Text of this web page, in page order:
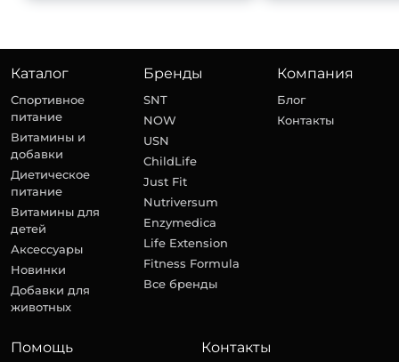
Каталог
Спортивное
питание
Витамины и
добавки
Диетическое
питание
Витамины для
детей
Аксессуары
Новинки
Добавки для
животных
Бренды
SNT
NOW
USN
ChildLife
Just Fit
Nutriversum
Enzymedica
Life Extension
Fitness Formula
Все бренды
Компания
Блог
Контакты
Помощь Контакты